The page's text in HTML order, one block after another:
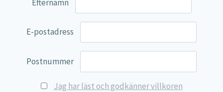
Kenkou Selfcare
Efternamn
E-postadress
Postnummer
Jag har läst och godkänner villkoren